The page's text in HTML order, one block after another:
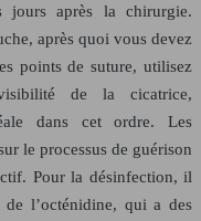
jours après la chirurgie.
après quoi vous devez
points de suture, utilisez
de la cicatrice,
dans cet ordre. Les
le processus de guérison
Pour la désinfection, il
de l’octénidine, qui a des